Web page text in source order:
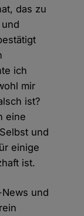
das zu
ich
mir
ist?
eine
und
einige
ist.
und